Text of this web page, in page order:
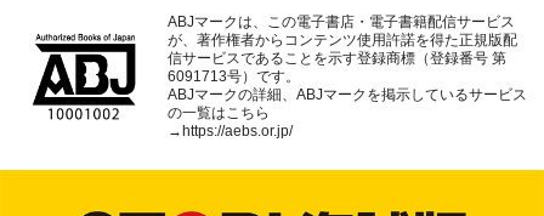
ABJマークは、この電子書店・電子書籍配信サービス
が、著作権者からコンテンツ使用許諾を得た正規版配
信サービスであることを示す登録商標（登録番号 第
6091713号）です。
ABJマークの詳細、ABJマークを掲示しているサービス
の一覧はこちら
→https://aebs.or.jp/